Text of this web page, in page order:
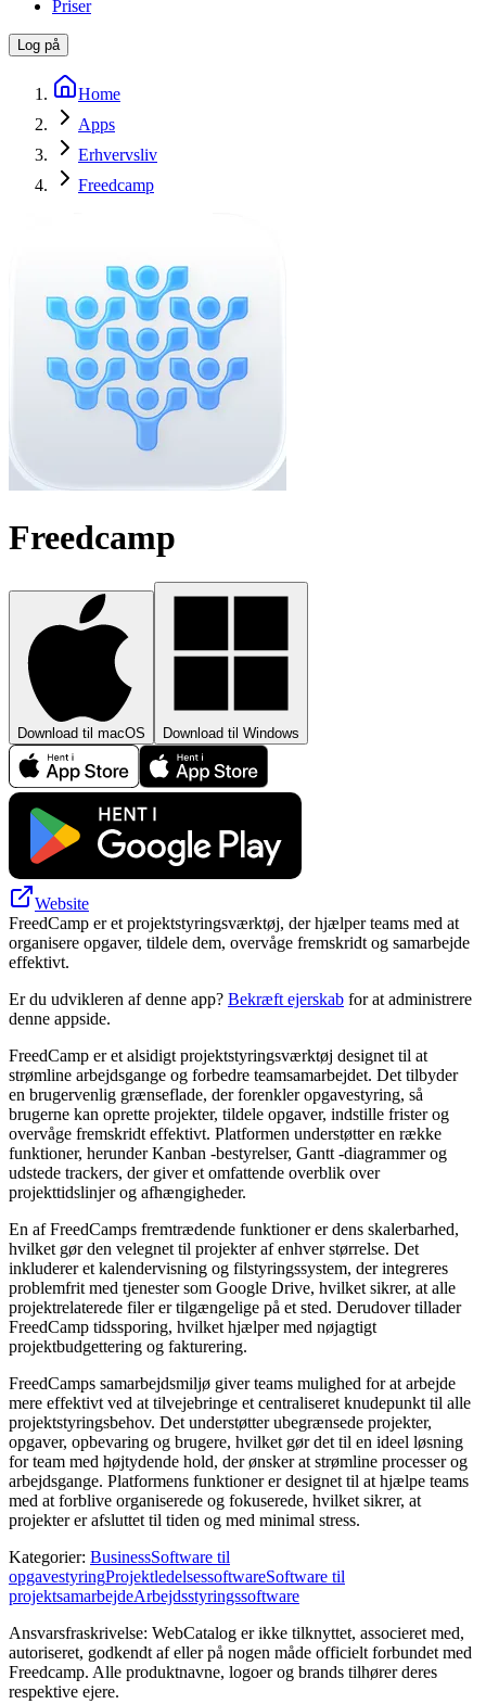
Priser
Log på
Home
Apps
Erhvervsliv
Freedcamp
Freedcamp
Download til macOS Download til Windows
Website
FreedCamp er et projektstyringsværktøj, der hjælper teams med at
organisere opgaver, tildele dem, overvåge fremskridt og samarbejde
effektivt.
Er du udvikleren af denne app? Bekræft ejerskab for at administrere
denne appside.
FreedCamp er et alsidigt projektstyringsværktøj designet til at
strømline arbejdsgange og forbedre teamsamarbejdet. Det tilbyder
en brugervenlig grænseflade, der forenkler opgavestyring, så
brugerne kan oprette projekter, tildele opgaver, indstille frister og
overvåge fremskridt effektivt. Platformen understøtter en række
funktioner, herunder Kanban -bestyrelser, Gantt -diagrammer og
udstede trackers, der giver et omfattende overblik over
projekttidslinjer og afhængigheder.
En af FreedCamps fremtrædende funktioner er dens skalerbarhed,
hvilket gør den velegnet til projekter af enhver størrelse. Det
inkluderer et kalendervisning og filstyringssystem, der integreres
problemfrit med tjenester som Google Drive, hvilket sikrer, at alle
projektrelaterede filer er tilgængelige på et sted. Derudover tillader
FreedCamp tidssporing, hvilket hjælper med nøjagtigt
projektbudgettering og fakturering.
FreedCamps samarbejdsmiljø giver teams mulighed for at arbejde
mere effektivt ved at tilvejebringe et centraliseret knudepunkt til alle
projektstyringsbehov. Det understøtter ubegrænsede projekter,
opgaver, opbevaring og brugere, hvilket gør det til en ideel løsning
for team med højtydende hold, der ønsker at strømline processer og
arbejdsgange. Platformens funktioner er designet til at hjælpe teams
med at forblive organiserede og fokuserede, hvilket sikrer, at
projekter er afsluttet til tiden og med minimal stress.
Kategorier: BusinessSoftware til
opgavestyringProjektledelsessoftwareSoftware til
projektsamarbejdeArbejdsstyringssoftware
Ansvarsfraskrivelse: WebCatalog er ikke tilknyttet, associeret med,
autoriseret, godkendt af eller på nogen måde officielt forbundet med
Freedcamp. Alle produktnavne, logoer og brands tilhører deres
respektive ejere.